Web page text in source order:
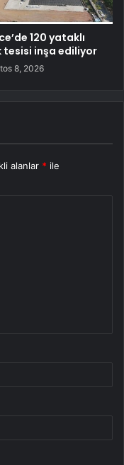
120 yataklı
tesisi inşa ediliyor
8, 2026
alanlar * ile